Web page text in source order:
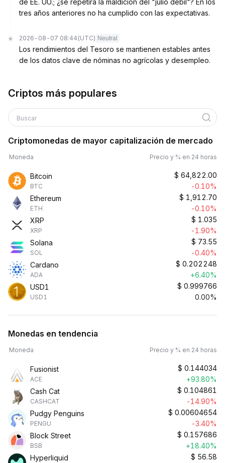
de EE. UU.; ¿se repetirá la maldición del "julio débil"? En los
tres años anteriores no ha cumplido con las expectativas.
2026-08-07 08:44 (UTC) Neutral
Los rendimientos del Tesoro se mantienen estables antes
de los datos clave de nóminas no agrícolas y desempleo.
Criptos más populares
Buscar
Criptomonedas de mayor capitalización de mercado
Moneda Precio y % en 24 horas
Bitcoin
BTC
$ 64,822.00
-0.10%
Ethereum
ETH
$ 1,912.70
-0.10%
XRP
XRP
$ 1.035
-1.90%
Solana
SOL
$ 73.55
-0.40%
Cardano
ADA
$ 0.202248
+6.40%
USD1
USD1
$ 0.999766
0.00%
Monedas en tendencia
Moneda Precio y % en 24 horas
Fusionist
ACE
$ 0.144034
+93.80%
Cash Cat
CASHCAT
$ 0.104861
-14.90%
Pudgy Penguins
PENGU
$ 0.00604654
-3.40%
Block Street
BSB
$ 0.157686
+18.40%
Hyperliquid
$ 56.58